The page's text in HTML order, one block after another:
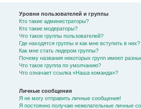
Уровни пользователей и группы
Кто такие администраторы?
Кто такие модераторы?
Что такое группы пользователей?
Где находятся группы и как мне вступить в них?
Как мне стать лидером группы?
Почему названия некоторых групп имеют
Что такое группа по умолчанию?
Что означает ссылка «Наша команда»?
Личные сообщения
Я не могу отправить личные сообщения!
Я постоянно получаю нежелательные личные